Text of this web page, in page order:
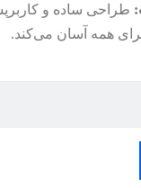
طراحی ساده و
همه آسان می‌کند.